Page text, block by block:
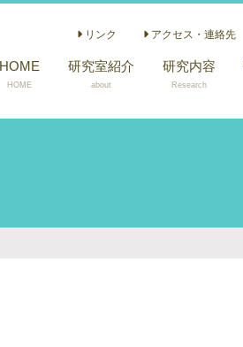
リンク アクセス・連絡先
HOME
HOME
研究室紹介
about
研究内容
Research